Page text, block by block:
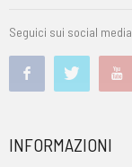
Seguici sui social media
INFORMAZIONI